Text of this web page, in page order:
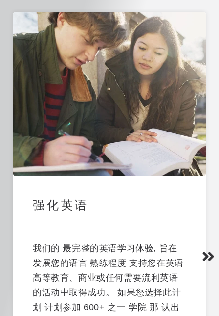
强化英语
我们的 最完整的英语学习体验, 旨在
发展您的语言熟练程度 支持您在英语
高等教育、商业或任何需要流利英语
的活动中取得成功。如果您选择此计
划计划参加 600+ 之一学院 那认出